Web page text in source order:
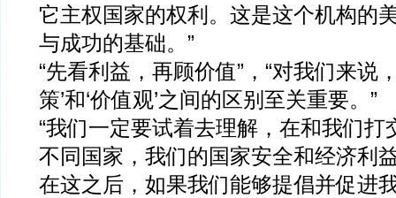
它主权国家的权利。这是这个机构的
与成功的基础。”
“先看利益，再顾价值”，“对我们来说
策’和‘价值观’之间的区别至关重要。”
“我们一定要试着去理解，在和我们打
不同国家，我们的国家安全和经济利
在这之后，如果我们能够提倡并促进